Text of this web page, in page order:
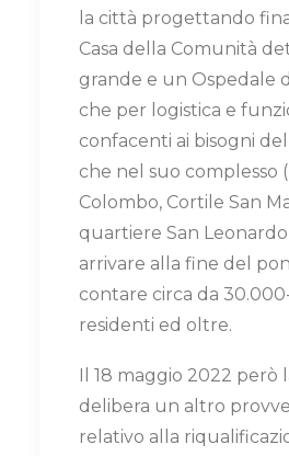
la città progettando
Casa della Comunità
grande e un Ospedale
che per logistica e
confacenti ai bisogni
che nel suo complesso
Colombo, Cortile San
quartiere San
arrivare alla fine del
contare circa da
residenti ed oltre.
Il 18 maggio 2022 però
delibera un altro
relativo alla